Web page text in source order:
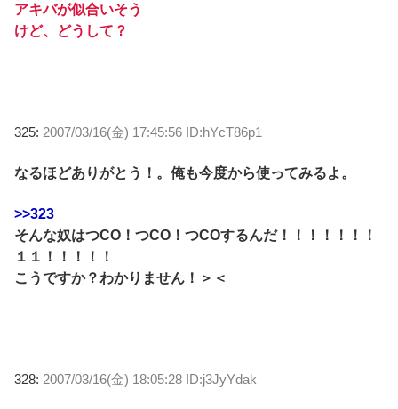
アキバが似合いそう
けど、どうして？
325: 2007/03/16(金) 17:45:56 ID:hYcT86p1
なるほどありがとう！。俺も今度から使ってみるよ。
>>323
そんな奴はつCO！つCO！つCOするんだ！！！！！！！
１１！！！！！
こうですか？わかりません！＞＜
328: 2007/03/16(金) 18:05:28 ID:j3JyYdak